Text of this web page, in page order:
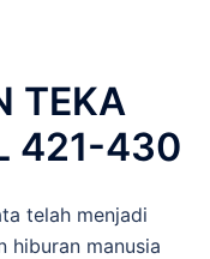
TEKA
421-430
telah menjadi
hiburan manusia